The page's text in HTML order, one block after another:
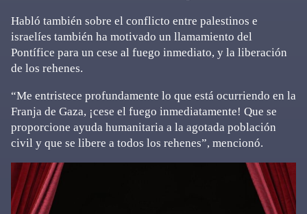
Habló también sobre el conflicto entre palestinos e
israelíes también ha motivado un llamamiento del
Pontífice para un cese al fuego inmediato, y la liberación
de los rehenes.
“Me entristece profundamente lo que está ocurriendo en la
Franja de Gaza, ¡cese el fuego inmediatamente! Que se
proporcione ayuda humanitaria a la agotada población
civil y que se libere a todos los rehenes”, mencionó.